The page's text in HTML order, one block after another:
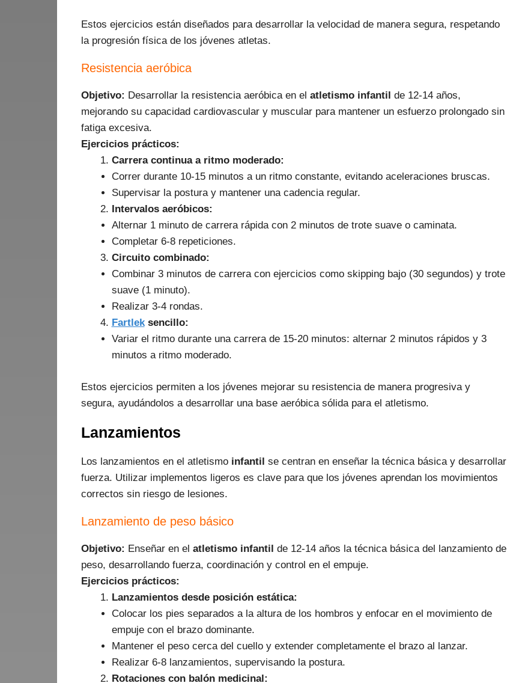
Estos ejercicios están diseñados para desarrollar la velocidad de manera segura, respetando
la progresión física de los jóvenes atletas.
Resistencia aeróbica
Objetivo: Desarrollar la resistencia aeróbica en el atletismo infantil de 12-14 años,
mejorando su capacidad cardiovascular y muscular para mantener un esfuerzo prolongado sin
fatiga excesiva.
Ejercicios prácticos:
Carrera continua a ritmo moderado:
Correr durante 10-15 minutos a un ritmo constante, evitando aceleraciones bruscas.
Supervisar la postura y mantener una cadencia regular.
Intervalos aeróbicos:
Alternar 1 minuto de carrera rápida con 2 minutos de trote suave o caminata.
Completar 6-8 repeticiones.
Circuito combinado:
Combinar 3 minutos de carrera con ejercicios como skipping bajo (30 segundos) y trote
suave (1 minuto).
Realizar 3-4 rondas.
Fartleksencillo:
Variar el ritmo durante una carrera de 15-20 minutos: alternar 2 minutos rápidos y 3
minutos a ritmo moderado.
Estos ejercicios permiten a los jóvenes mejorar su resistencia de manera progresiva y
segura, ayudándolos a desarrollar una base aeróbica sólida para el atletismo.
Lanzamientos
Los lanzamientos en el atletismo infantil se centran en enseñar la técnica básica y desarrollar
fuerza. Utilizar implementos ligeros es clave para que los jóvenes aprendan los movimientos
correctos sin riesgo de lesiones.
Lanzamiento de peso básico
Objetivo: Enseñar en el atletismo infantil de 12-14 años la técnica básica del lanzamiento de
peso, desarrollando fuerza, coordinación y control en el empuje.
Ejercicios prácticos:
Lanzamientos desde posición estática:
Colocar los pies separados a la altura de los hombros y enfocar en el movimiento de
empuje con el brazo dominante.
Mantener el peso cerca del cuello y extender completamente el brazo al lanzar.
Realizar 6-8 lanzamientos, supervisando la postura.
Rotaciones con balón medicinal: